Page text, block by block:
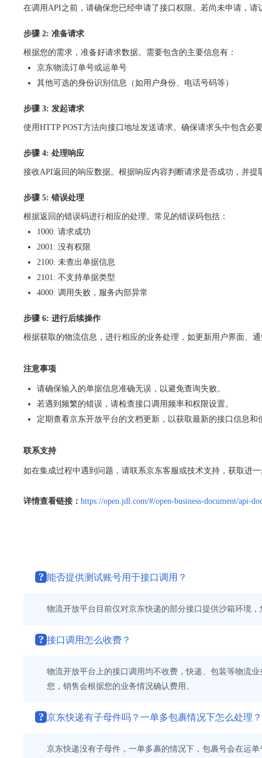
在调用API之前，请确保您已经申请了接口权限。若尚未申请，请
步骤 2: 准备请求
根据您的需求，准备好请求数据。需要包含的主要信息有：
京东物流订单号或运单号
其他可选的身份识别信息（如用户身份、电话号码等）
步骤 3: 发起请求
使用HTTP POST方法向接口地址发送请求。确保请求头中包含必
步骤 4: 处理响应
接收API返回的响应数据。根据响应内容判断请求是否成功，并提
步骤 5: 错误处理
根据返回的错误码进行相应的处理。常见的错误码包括：
1000: 请求成功
2001: 没有权限
2100: 未查出单据信息
2101: 不支持单据类型
4000: 调用失败，服务内部异常
步骤 6: 进行后续操作
根据获取的物流信息，进行相应的业务处理，如更新用户界面、
注意事项
请确保输入的单据信息准确无误，以避免查询失败。
若遇到频繁的错误，请检查接口调用频率和权限设置。
定期查看京东开放平台的文档更新，以获取最新的接口信息和
联系支持
如在集成过程中遇到问题，请联系京东客服或技术支持，获取进
详情查看链接： https://open.jdl.com/#/open-business-document/api-
? 能否提供测试账号用于接口调用？
物流开放平台目前仅对京东快递的部分接口提供沙箱环境
? 接口调用怎么收费？
物流开放平台上的接口调用均不收费，快递、包装等物流
您，销售会根据您的业务情况确认费用。
? 京东快递有子母件吗？一单多包裹情况下怎么处理？
京东快递没有子母件，一单多裹的情况下，包裹号会在运单